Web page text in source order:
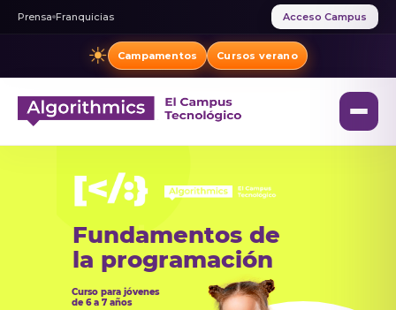
Prensa Franquicias Acceso Campus
☀ Campamentos Cursos verano
Fundamentos de
la programación
Curso para jóvenes
de 6 a 7 años